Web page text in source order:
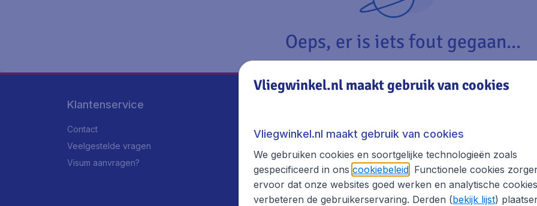
Oeps, er is iets fout gegaan...
Klantenservice
Contact
Veelgestelde vragen
Visum aanvragen?
Over Vliegwinkel.nl
Reisgids
Vliegwinkel.nl maakt gebruik van cookies
Vliegwinkel.nl maakt gebruik van cookies
We gebruiken cookies en soortgelijke technologieën zoals
gespecificeerd in ons cookiebeleid. Functionele cookies
ervoor dat onze websites goed werken en analytische cookies
verbeteren de gebruikerservaring. Derden (bekijk lijst)